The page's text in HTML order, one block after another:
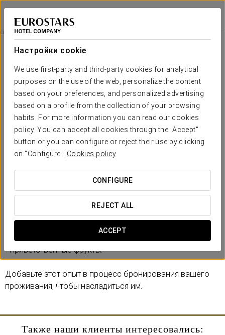
Настройки cookie
We use first-party and third-party cookies for analytical
purposes on the use of the web, personalize the content
based on your preferences, and personalized advertising
based on a profile from the collection of your browsing
habits. For more information you can read our cookies
policy. You can accept all cookies through the "Accept"
button or you can configure or reject their use by clicking
on "Configure". Cookies policy
CONFIGURE
REJECT ALL
ACCEPT
Eurostars Royal Tanau
ЛЬЕЙДА - BAQUEIRA
Pомантический Опыт
50 €
Pомантический опыт
Любое время подходит, чтобы удивить своего партнёра
и насладиться романтическим отдыхом.
- Бутылка кавы.
- Приветственные фрукты.
Добавьте этот опыт в процесс бронирования вашего
проживания, чтобы насладиться им.
Также наши клиенты интересовались: